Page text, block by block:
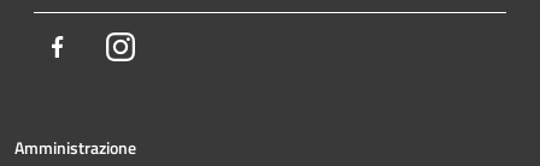
FacebookInstagram
Amministrazione